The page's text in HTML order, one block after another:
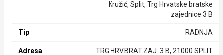
Kružić, Split, Trg Hrvatske bratske
zajednice 3 B
Tip RADNJA
Adresa TRG HRV.BRAT.ZAJ. 3 B, 21000 SPLIT